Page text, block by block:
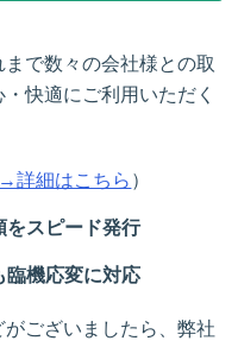
で数々の会社様との取
快適にご利用いただく
→詳細はこちら ）
をスピード発行
臨機応変に対応
ございましたら、弊社